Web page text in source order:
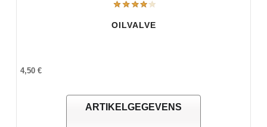
OILVALVE
4,50 €
ARTIKELGEGEVENS